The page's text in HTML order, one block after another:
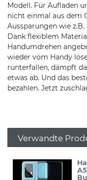
Modell. Für Aufladen
nicht einmal aus dem
Aussparungen wie
Dank flexiblem
Handumdrehen
wieder vom Handy
runterfallen, dämpft
etwas ab. Und das
bezahlen. Jetzt
Verwandte